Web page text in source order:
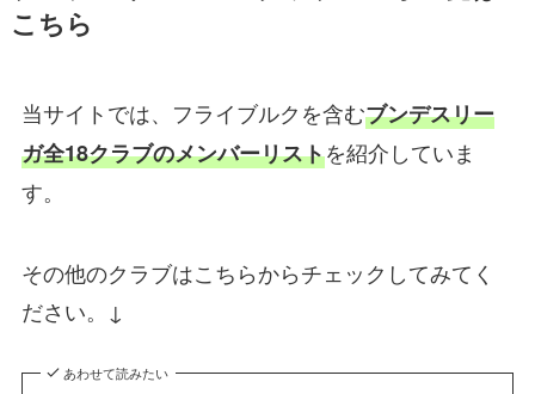
こちら
当サイトでは、フライブルクを含むブンデスリー
ガ全18クラブのメンバーリストを紹介していま
す。
その他のクラブはこちらからチェックしてみてく
ださい。
↓
あわせて読みたい